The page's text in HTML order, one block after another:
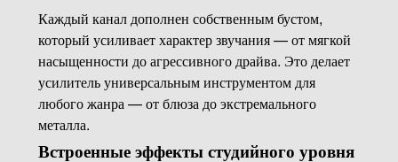
Каждый канал дополнен собственным бустом,
который усиливает характер звучания — от мягкой
насыщенности до агрессивного драйва. Это делает
усилитель универсальным инструментом для
любого жанра — от блюза до экстремального
металла.
Встроенные эффекты студийного уровня